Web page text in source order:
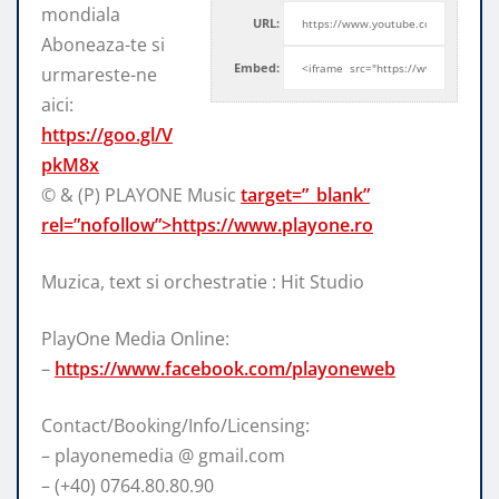
URL:
Embed:
mondiala
Aboneaza-te si
urmareste-ne
aici:
https://goo.gl/V
pkM8x
© & (P) PLAYONE Music target=”_blank”
rel=”nofollow”>https://www.playone.ro
Muzica, text si orchestratie : Hit Studio
PlayOne Media Online:
– https://www.facebook.com/playoneweb
Contact/Booking/Info/Licensing:
– playonemedia @ gmail.com
– (+40) 0764.80.80.90